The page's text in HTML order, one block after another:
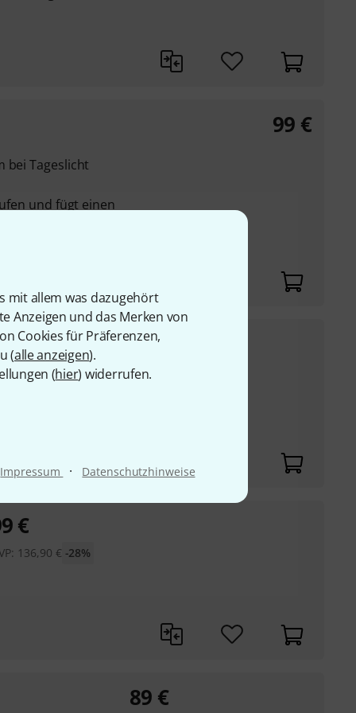
mit allem was dazugehört
Anzeigen und das Merken von
Cookies für Präferenzen,
(alle anzeigen).
(hier) widerrufen.
Impressum · Datenschutzhinweise
bei Tageslicht
und fügt einen
99 €
Farbe zu
Farbtreue
99€
UVP:
€
136,90 € -28%
89 €